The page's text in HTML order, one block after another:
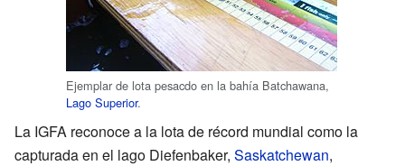
Ejemplar de lota pesacdo en la bahía Batchawana,
Lago Superior.
La IGFA reconoce a la lota de récord mundial como la
capturada en el lago Diefenbaker, Saskatchewan,